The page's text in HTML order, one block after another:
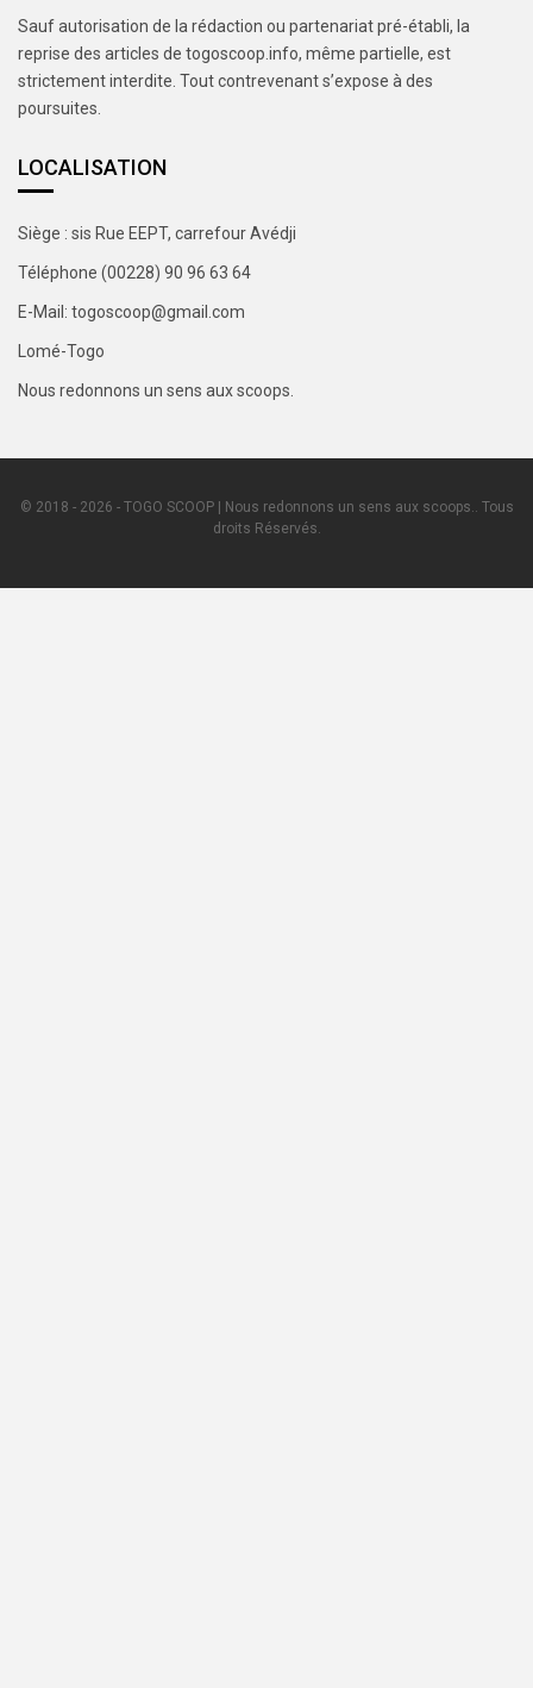
Sauf autorisation de la rédaction ou partenariat pré-établi, la
reprise des articles de togoscoop.info, même partielle, est
strictement interdite. Tout contrevenant s’expose à des
poursuites.
LOCALISATION
Siège : sis Rue EEPT, carrefour Avédji
Téléphone (00228) 90 96 63 64
E-Mail: togoscoop@gmail.com
Lomé-Togo
Nous redonnons un sens aux scoops.
© 2018 - 2026 - TOGO SCOOP | Nous redonnons un sens aux scoops.. Tous
droits Réservés.